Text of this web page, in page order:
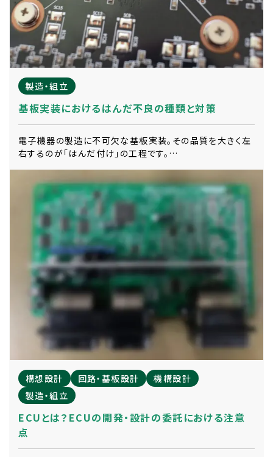
製造・組立
基板実装におけるはんだ不良の種類と対策
電子機器の製造に不可欠な基板実装。その品質を大きく左
右するのが「はんだ付け」の工程です。…
構想設計 回路・基板設計
機構設計
製造・組立
ECUとは？ECUの開発・設計の委託における注意
点